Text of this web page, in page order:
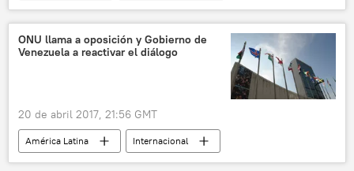
Pionyang
Aeropuerto Internacional de Sunan
🌏 Asia
noticias
ONU llama a oposición y Gobierno de
Venezuela a reactivar el diálogo
20 de abril 2017, 21:56 GMT
América Latina
Internacional
Venezuela
ONU noticias